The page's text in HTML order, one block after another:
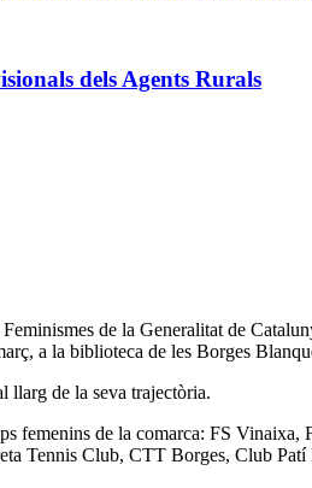
dels Agents Rurals
de la Generalitat de
a la biblioteca de les Borges
llarg de la seva trajectòria.
femenins de la comarca: FS
Tennis Club, CTT Borges, Club